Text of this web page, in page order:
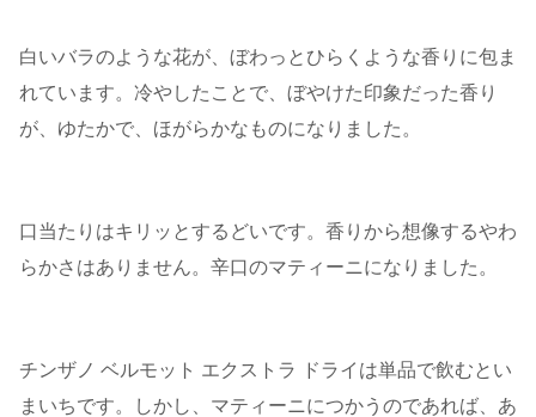
白いバラのような花が、ぼわっとひらくような香りに包ま
れています。冷やしたことで、ぼやけた印象だった香り
が、ゆたかで、ほがらかなものになりました。
口当たりはキリッとするどいです。香りから想像するやわ
らかさはありません。辛口のマティーニになりました。
チンザノ ベルモット エクストラ ドライは単品で飲むとい
まいちです。しかし、マティーニにつかうのであれば、あ